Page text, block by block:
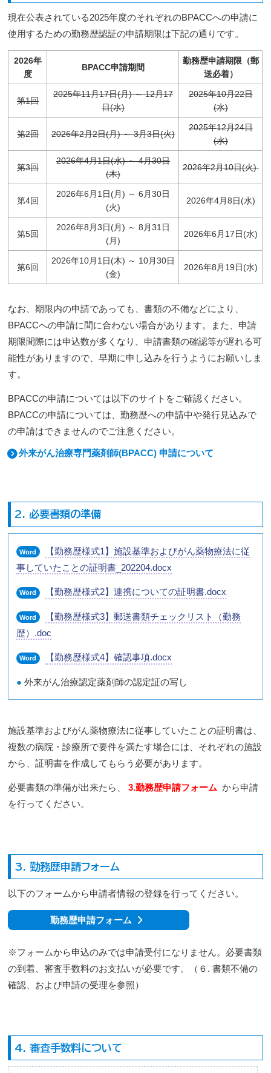
現在公表されている2025年度のそれぞれのBPACCへの申請に
使用するための勤務歴認証の申請期限は下記の通りです。
2026年
度
BPACC申請期間
勤務歴申請期限（郵
送必着）
第1回
2025年11月17日(月) ～ 12月17
日(水)
2025年10月22日
(水)
第2回 2026年2月2日(月) ～ 3月3日(火)
2025年12月24日
(水)
第3回
2026年4月1日(水) ～ 4月30日
(木)
2026年2月10日(火)
第4回
2026年6月1日(月) ～ 6月30日
(火)
2026年4月8日(水)
第5回
2026年8月3日(月) ～ 8月31日
(月)
2026年6月17日(水)
第6回
2026年10月1日(木) ～ 10月30日
(金)
2026年8月19日(水)
なお、期限内の申請であっても、書類の不備などにより、
BPACCへの申請に間に合わない場合があります。また、申請
期限間際には申込数が多くなり、申請書類の確認等が遅れる可
能性がありますので、早期に申し込みを行うようにお願いしま
す。
BPACCの申請については以下のサイトをご確認ください。
BPACCの申請については、勤務歴への申請中や発行見込みで
の申請はできませんのでご注意ください。
外来がん治療専門薬剤師(BPACC) 申請について
2. 必要書類の準備
Word
【勤務歴様式1】施設基準およびがん薬物療法に従
事していたことの証明書_202204.docx
Word 【勤務歴様式2】連携についての証明書.docx
Word
【勤務歴様式3】郵送書類チェックリスト（勤務
歴）.doc
Word 【勤務歴様式4】確認事項.docx
●外来がん治療認定薬剤師の認定証の写し
施設基準およびがん薬物療法に従事していたことの証明書は、
複数の病院・診療所で要件を満たす場合には、それぞれの施設
から、証明書を作成してもらう必要があります。
必要書類の準備が出来たら、3.勤務歴申請フォームから申請
を行ってください。
3. 勤務歴申請フォーム
以下のフォームから申請者情報の登録を行ってください。
勤務歴申請フォーム
※フォームから申込のみでは申請受付になりません。必要書類
の到着、審査手数料のお支払いが必要です。（６. 書類不備の
確認、および申請の受理を参照）
4. 審査手数料について